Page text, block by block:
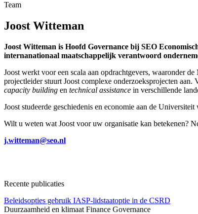
Team
Joost Witteman
Joost Witteman is Hoofd Governance bij SEO
internanationaal maatschappelijk verantwoord
Joost werkt voor een scala aan opdrachtgevers, waaronder
projectleider stuurt Joost complexe onderzoeksprojecten
capacity building en technical assistance in verschillende
Joost studeerde geschiedenis en economie aan de
Wilt u weten wat Joost voor uw organisatie kan betekenen?
j.witteman@seo.nl
Recente publicaties
Beleidsopties gebruik IASP-lidstaatoptie in de CSRD
Duurzaamheid en klimaat Finance Governance